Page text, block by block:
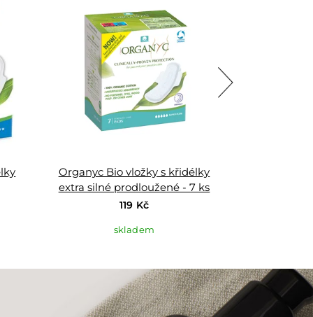
Organyc Bio vložky s křidélky
extra silné prodloužené - 7 ks
119 Kč
skladem